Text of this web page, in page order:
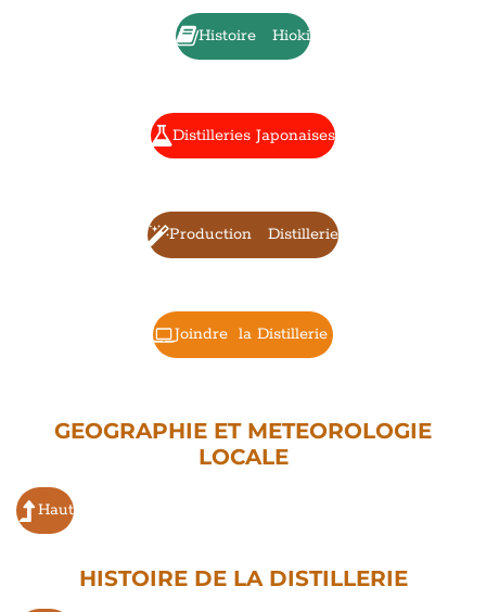
Histoire Hioki
Distilleries Japonaises
Production Distillerie
Joindre la Distillerie
GEOGRAPHIE ET METEOROLOGIE
LOCALE
Haut
HISTOIRE DE LA DISTILLERIE